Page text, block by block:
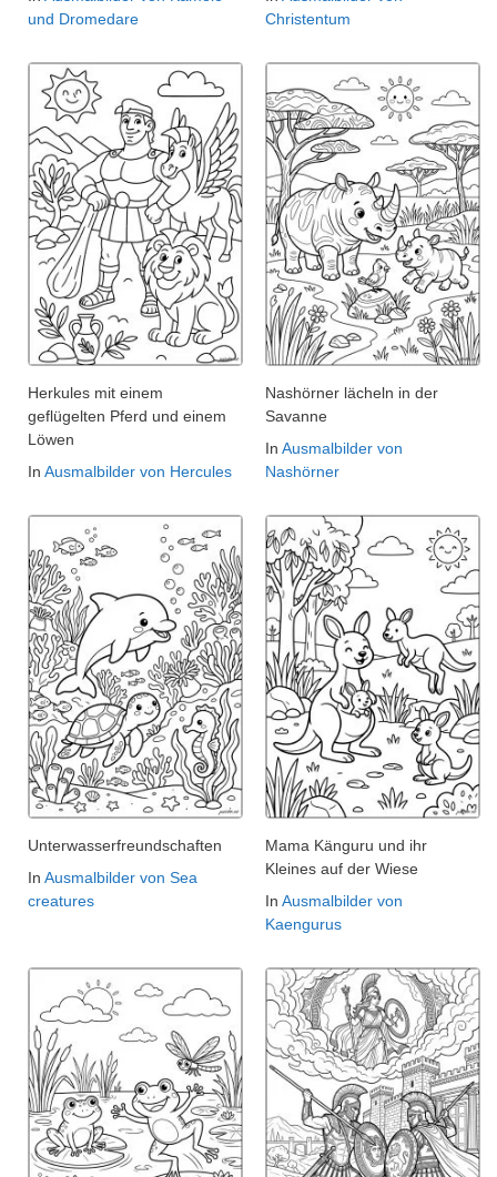
und Dromedare
Christentum
Herkules mit einem
geflügelten Pferd und einem
Löwen
In Ausmalbilder von Hercules
Nashörner lächeln in der
Savanne
In Ausmalbilder von
Nashörner
Unterwasserfreundschaften
In Ausmalbilder von Sea
creatures
Mama Känguru und ihr
Kleines auf der Wiese
In Ausmalbilder von
Kaengurus